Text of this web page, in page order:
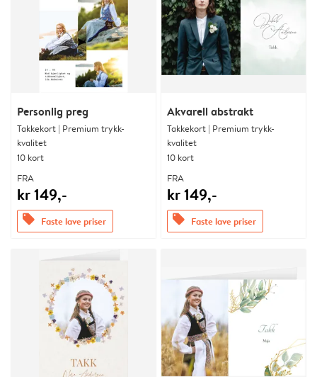
Personlig preg
Takkekort | Premium trykk-
kvalitet
10 kort
FRA
kr 149,-
offers Faste lave priser
Akvarell abstrakt
Takkekort | Premium trykk-
kvalitet
10 kort
FRA
kr 149,-
offers Faste lave priser